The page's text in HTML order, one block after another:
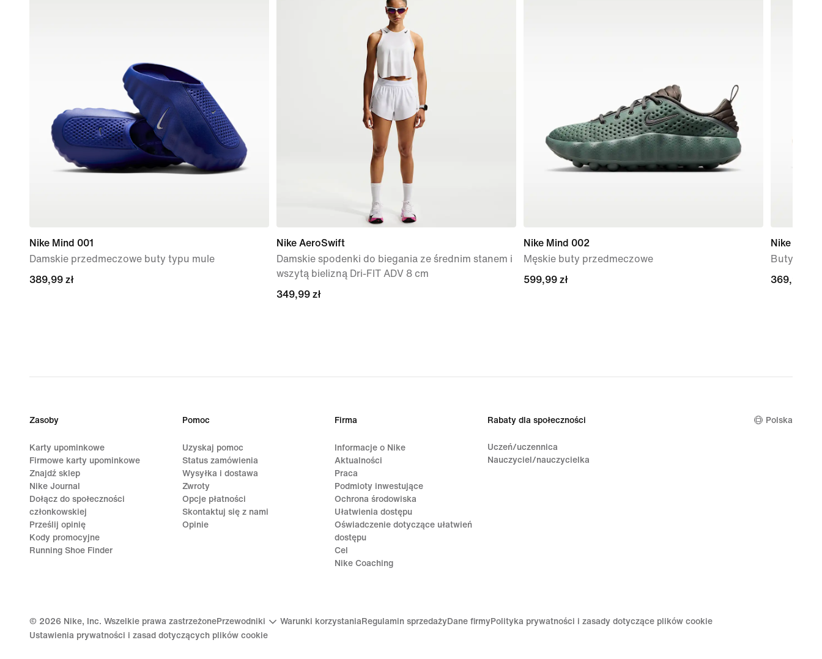
Nike Mind 001
Damskie przedmeczowe buty typu mule
389,99 zł
389,99 zł
Nike AeroSwift
Damskie spodenki do biegania ze średnim stanem i
wszytą bielizną Dri-FIT ADV 8 cm
349,99 zł
349,99 zł
Nike Mind 002
Męskie buty przedmeczowe
599,99 zł
599,99 zł
Nike
Buty
369,99 zł
369,99 zł
Zasoby
Karty upominkowe
Firmowe karty upominkowe
Znajdź sklep
Nike Journal
Dołącz do społeczności
członkowskiej
Prześlij opinię
Kody promocyjne
Running Shoe Finder
Pomoc
Uzyskaj pomoc
Status zamówienia
Wysyłka i dostawa
Zwroty
Opcje płatności
Skontaktuj się z nami
Opinie
Firma
Informacje o Nike
Aktualności
Praca
Podmioty inwestujące
Ochrona środowiska
Ułatwienia dostępu
Oświadczenie dotyczące ułatwień
dostępu
Cel
Nike Coaching
Rabaty dla społeczności
Uczeń/uczennica
Nauczyciel/nauczycielka
Polska
© 2026 Nike, Inc. Wszelkie prawa zastrzeżonePrzewodniki Warunki korzystania Regulamin sprzedażyDane firmyPolityka prywatności i zasady dotyczące plików cookie
Ustawienia prywatności i zasad dotyczących plików cookie